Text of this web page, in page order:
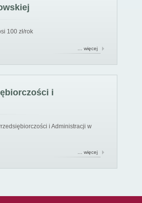
100 zł/rok
… więcej
i
i Administracji w
… więcej